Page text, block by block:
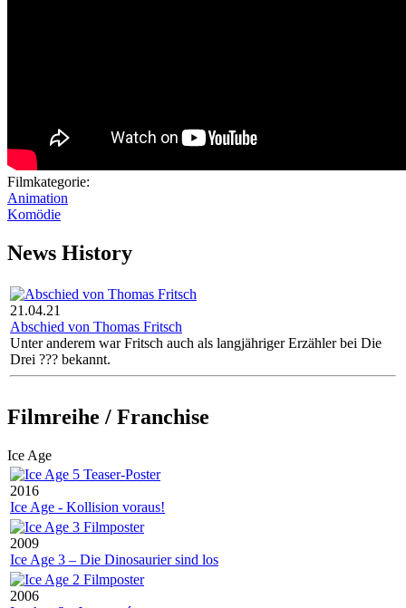
Filmkategorie:
Animation
Komödie
News History
21.04.21
Abschied von Thomas Fritsch
Unter anderem war Fritsch auch als langjähriger Erzähler bei Die
Drei ??? bekannt.
Filmreihe / Franchise
Ice Age
2016
Ice Age - Kollision voraus!
2009
Ice Age 3 – Die Dinosaurier sind los
2006